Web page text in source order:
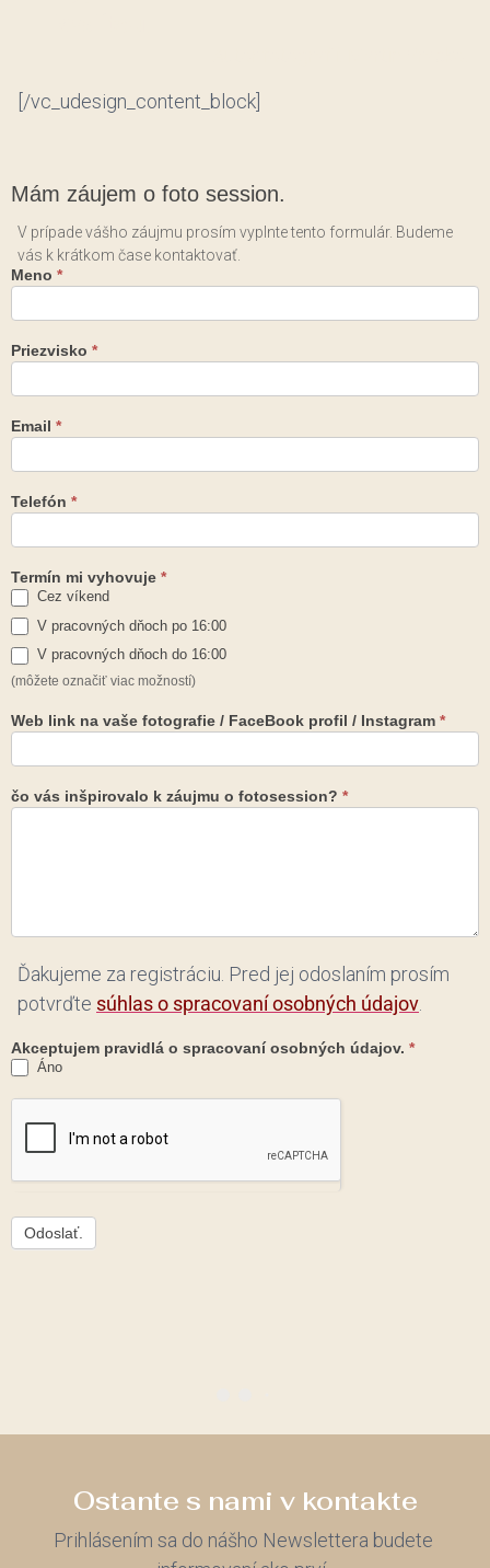
[/vc_udesign_content_block]
záujem
o foto
session.
Mám záujem o foto session.
V prípade vášho záujmu prosím vyplnte tento formulár. Budeme
vás k krátkom čase kontaktovať.
Meno *
Priezvisko *
Email *
Telefón *
Termín mi vyhovuje *
Cez víkend
V pracovných dňoch po 16:00
V pracovných dňoch do 16:00
(môžete označiť viac možností)
Web link na vaše fotografie / FaceBook profil / Instagram *
čo vás inšpirovalo k záujmu o fotosession? *
Ďakujeme za registráciu. Pred jej odoslaním prosím
potvrďte súhlas o spracovaní osobných údajov
Akceptujem pravidlá o spracovaní osobných údajov. *
Áno
Odoslať.
Ostante s nami v kontakte
Prihlásením sa do nášho Newslettera budete